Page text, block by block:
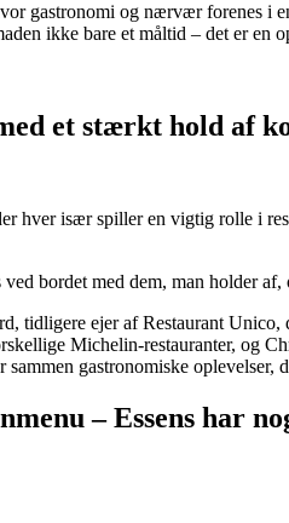
gastronomi og nærvær forenes i
ikke bare et måltid – det er en
et stærkt hold af
hver især spiller en vigtig rolle i
bordet med dem, man holder
tidligere ejer af Restaurant
Michelin-restauranter, og
sammen gastronomiske
– Essens har